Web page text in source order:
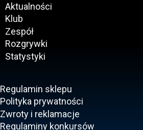
Aktualności
Klub
Zespół
Rozgrywki
Statystyki
Regulamin sklepu
Polityka prywatności
Zwroty i reklamacje
Regulaminy konkursów